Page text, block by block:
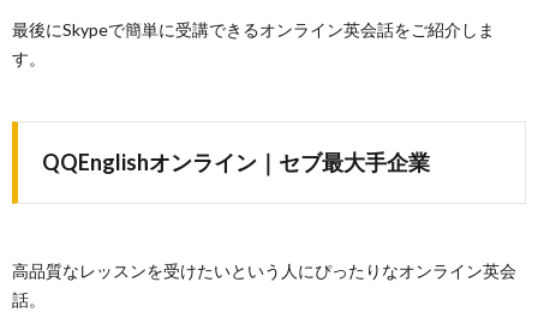
最後にSkypeで簡単に受講できるオンライン英会話をご紹介しま
す。
QQEnglishオンライン｜セブ最大手企業
高品質なレッスンを受けたいという人にぴったりなオンライン英会
話。